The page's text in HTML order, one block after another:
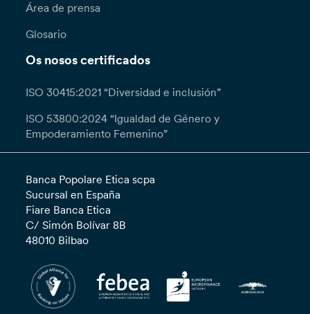
Área de prensa
Glosario
Os nosos certificados
ISO 30415:2021 “Diversidad e inclusión”
ISO 53800:2024 “Igualdad de Género y
Empoderamiento Femenino”
Banca Popolare Etica scpa
Sucursal en España
Fiare Banca Etica
C/ Simón Bolívar 8B
48010 Bilbao